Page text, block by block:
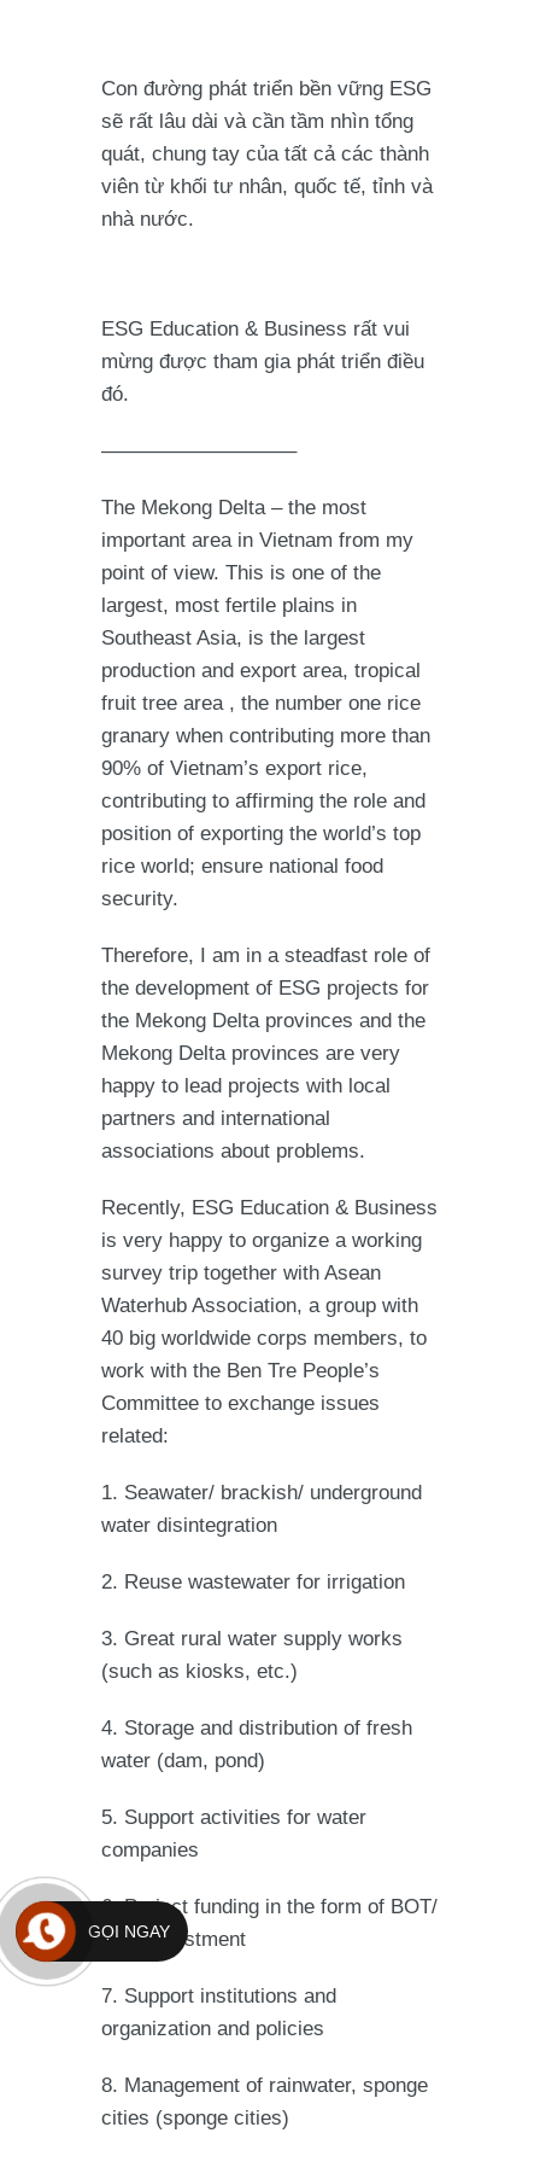
Con đường phát triển bền vững ESG
sẽ rất lâu dài và cần tầm nhìn tổng
quát, chung tay của tất cả các thành
viên từ khối tư nhân, quốc tế, tỉnh và
nhà nước.
ESG Education & Business rất vui
mừng được tham gia phát triển điều
đó.
—————————–
The Mekong Delta – the most
important area in Vietnam from my
point of view. This is one of the
largest, most fertile plains in
Southeast Asia, is the largest
production and export area, tropical
fruit tree area , the number one rice
granary when contributing more than
90% of Vietnam’s export rice,
contributing to affirming the role and
position of exporting the world’s top
rice world; ensure national food
security.
Therefore, I am in a steadfast role of
the development of ESG projects for
the Mekong Delta provinces and the
Mekong Delta provinces are very
happy to lead projects with local
partners and international
associations about problems.
Recently, ESG Education & Business
is very happy to organize a working
survey trip together with Asean
Waterhub Association, a group with
40 big worldwide corps members, to
work with the Ben Tre People’s
Committee to exchange issues
related:
1. Seawater/ brackish/ underground
water disintegration
2. Reuse wastewater for irrigation
3. Great rural water supply works
(such as kiosks, etc.)
4. Storage and distribution of fresh
water (dam, pond)
5. Support activities for water
companies
6. Project funding in the form of BOT/
PPP investment
7. Support institutions and
organization and policies
8. Management of rainwater, sponge
cities (sponge cities)
GỌI NGAY